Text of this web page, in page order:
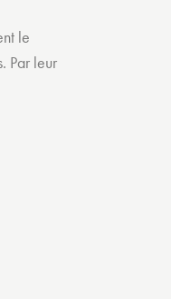
le
Par leur